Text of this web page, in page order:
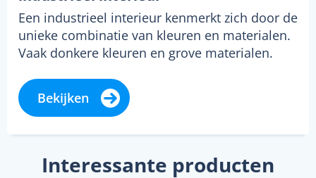
Een industrieel interieur kenmerkt zich door de
unieke combinatie van kleuren en materialen.
Vaak donkere kleuren en grove materialen.
Bekijken
Interessante producten